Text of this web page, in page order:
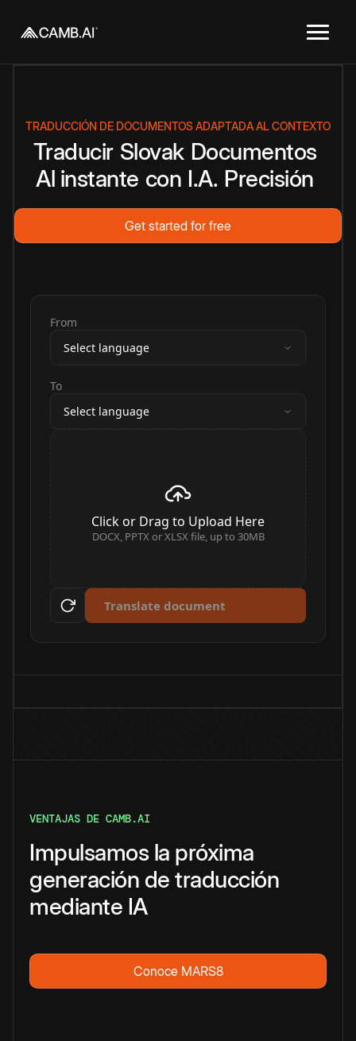
TRADUCCIÓN DE DOCUMENTOS ADAPTADA AL CONTEXTO
Traducir Slovak Documentos
Al instante con I.A. Precisión
Get started for free
From
Select language
To
Select language
Click or Drag to Upload Here
DOCX, PPTX or XLSX file, up to 30MB
Translate document
VENTAJAS DE CAMB.AI
Impulsamos la próxima
generación de traducción
mediante IA
Conoce MARS8